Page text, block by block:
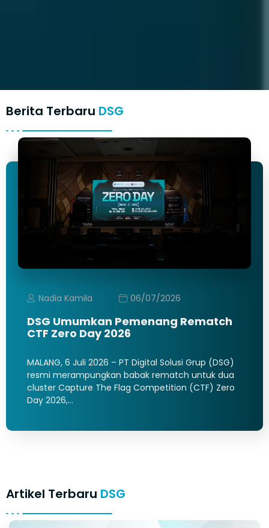
Berita Terbaru DSG
Nadia Kamila 06/07/2026
DSG Umumkan Pemenang Rematch
CTF Zero Day 2026
MALANG, 6 Juli 2026 – PT Digital Solusi Grup (DSG)
resmi merampungkan babak rematch untuk dua
cluster Capture The Flag Competition (CTF) Zero
Day 2026,…
Artikel Terbaru DSG